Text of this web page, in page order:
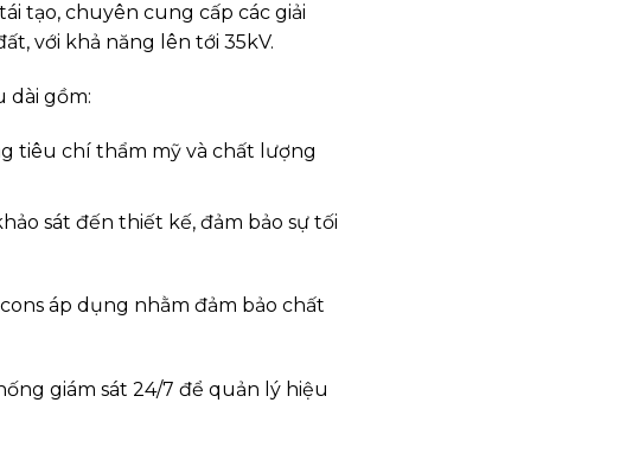
tạo, chuyên cung cấp các giải
với khả năng lên tới 35kV.
dài gồm:
tiêu chí thẩm mỹ và chất lượng
sát đến thiết kế, đảm bảo sự tối
áp dụng nhằm đảm bảo chất
giám sát 24/7 để quản lý hiệu